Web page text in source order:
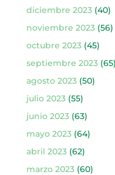
diciembre 2023(40)
noviembre 2023(56)
octubre 2023(45)
septiembre 2023(65)
agosto 2023(50)
julio 2023(55)
junio 2023(63)
mayo 2023(64)
abril 2023(62)
marzo 2023(60)